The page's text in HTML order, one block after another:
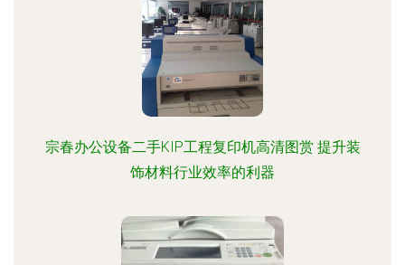
宗春办公设备二手KIP工程复印机高清图赏 提升装
饰材料行业效率的利器